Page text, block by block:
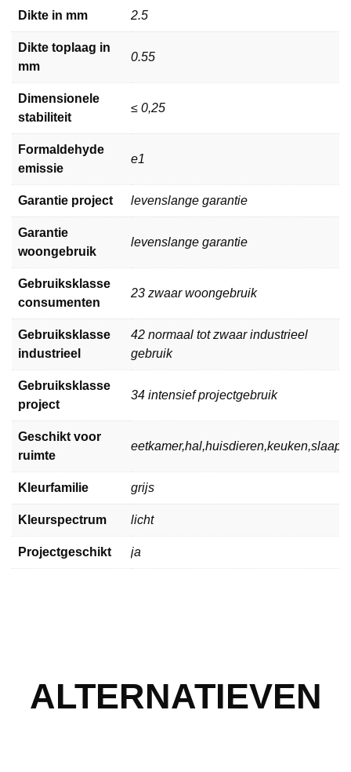
Dikte in mm 2.5
Dikte toplaag in
mm
0.55
Dimensionele
stabiliteit
≤ 0,25
Formaldehyde
emissie
e1
Garantie project levenslange garantie
Garantie
woongebruik
levenslange garantie
Gebruiksklasse
consumenten
23 zwaar woongebruik
Gebruiksklasse
industrieel
42 normaal tot zwaar industrieel
gebruik
Gebruiksklasse
project
34 intensief projectgebruik
Geschikt voor
ruimte
Kleurfamilie grijs
Kleurspectrum licht
Projectgeschikt ja
ALTERNATIEVEN